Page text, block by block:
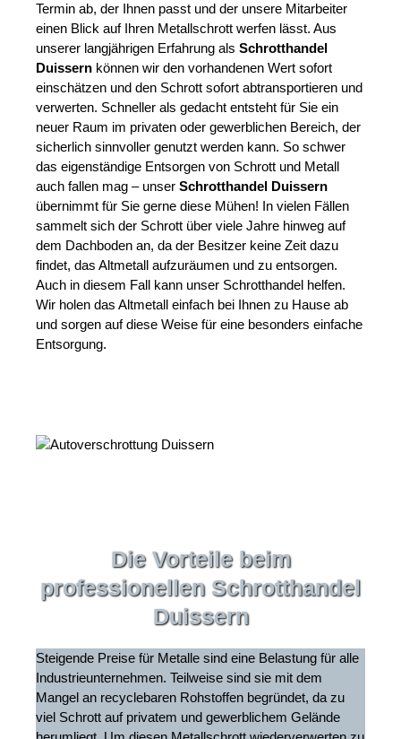
Termin ab, der Ihnen passt und der unsere Mitarbeiter
einen Blick auf Ihren Metallschrott werfen lässt. Aus
unserer langjährigen Erfahrung als Schrotthandel
Duissern können wir den vorhandenen Wert sofort
einschätzen und den Schrott sofort abtransportieren und
verwerten. Schneller als gedacht entsteht für Sie ein
neuer Raum im privaten oder gewerblichen Bereich, der
sicherlich sinnvoller genutzt werden kann. So schwer
das eigenständige Entsorgen von Schrott und Metall
auch fallen mag – unser Schrotthandel Duissern
übernimmt für Sie gerne diese Mühen! In vielen Fällen
sammelt sich der Schrott über viele Jahre hinweg auf
dem Dachboden an, da der Besitzer keine Zeit dazu
findet, das Altmetall aufzuräumen und zu entsorgen.
Auch in diesem Fall kann unser Schrotthandel helfen.
Wir holen das Altmetall einfach bei Ihnen zu Hause ab
und sorgen auf diese Weise für eine besonders einfache
Entsorgung.
Die Vorteile beim
professionellen Schrotthandel
Duissern
Steigende Preise für Metalle sind eine Belastung für alle
Industrieunternehmen. Teilweise sind sie mit dem
Mangel an recyclebaren Rohstoffen begründet, da zu
viel Schrott auf privatem und gewerblichem Gelände